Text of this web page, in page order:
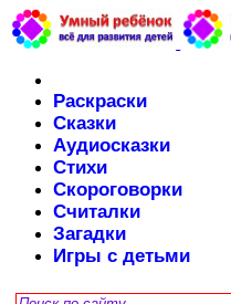
Раскраски
Сказки
Аудиосказки
Стихи
Скороговорки
Считалки
Загадки
Игры с детьми